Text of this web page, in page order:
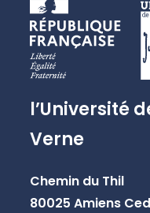
l’Université
Verne
Chemin du Thil
80025 Amiens